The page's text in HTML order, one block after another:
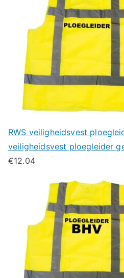
RWS veiligheidsvest
veiligheidsvest ploegleider
€12.04